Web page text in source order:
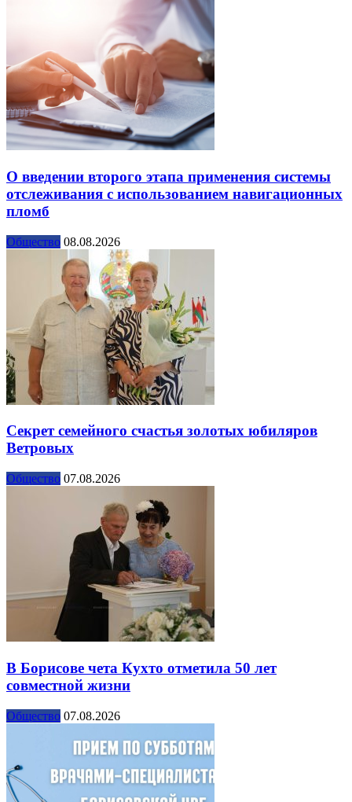
О введении второго этапа применения системы
отслеживания с использованием навигационных
пломб
Общество 08.08.2026
Секрет семейного счастья золотых юбиляров
Ветровых
Общество 07.08.2026
В Борисове чета Кухто отметила 50 лет
совместной жизни
Общество 07.08.2026